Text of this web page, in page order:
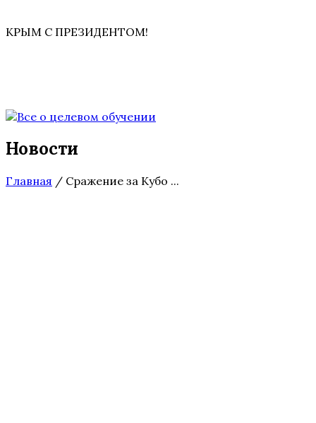
КРЫМ С ПРЕЗИДЕНТОМ!
Новости
Главная / Сражение за Кубо ...